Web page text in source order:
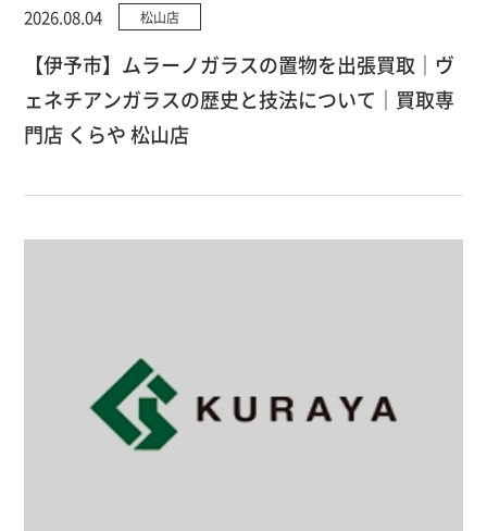
2026.08.04 松山店
【伊予市】ムラーノガラスの置物を出張買取｜ヴ
ェネチアンガラスの歴史と技法について｜買取専
門店 くらや 松山店